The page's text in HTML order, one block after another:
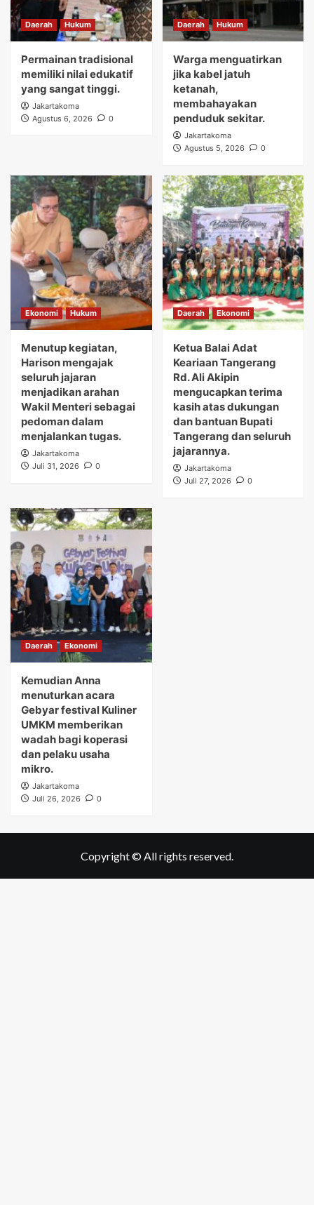
Daerah Hukum
Permainan tradisional
memiliki nilai edukatif
yang sangat tinggi.
Jakartakoma
Agustus 6, 2026
0
Daerah Hukum
Warga menguatirkan
jika kabel jatuh
ketanah,
membahayakan
penduduk sekitar.
Jakartakoma
Agustus 5, 2026
0
Ekonomi Hukum
Menutup kegiatan,
Harison mengajak
seluruh jajaran
menjadikan arahan
Wakil Menteri sebagai
pedoman dalam
menjalankan tugas.
Jakartakoma
Juli 31, 2026
0
Daerah Ekonomi
Ketua Balai Adat
Keariaan Tangerang
Rd. Ali Akipin
mengucapkan terima
kasih atas dukungan
dan bantuan Bupati
Tangerang dan seluruh
jajarannya.
Jakartakoma
Juli 27, 2026
0
Daerah Ekonomi
Kemudian Anna
menuturkan acara
Gebyar festival Kuliner
UMKM memberikan
wadah bagi koperasi
dan pelaku usaha
mikro.
Jakartakoma
Juli 26, 2026
0
Copyright © All rights reserved.